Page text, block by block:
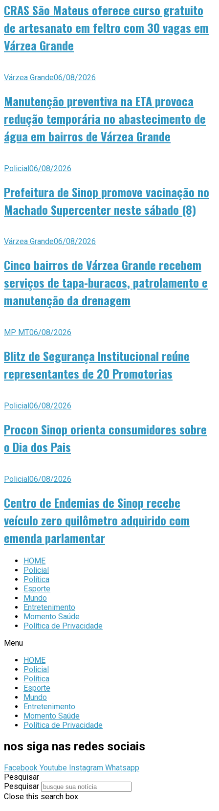
CRAS São Mateus oferece curso gratuito
de artesanato em feltro com 30 vagas em
Várzea Grande
Várzea Grande06/08/2026
Manutenção preventiva na ETA provoca
redução temporária no abastecimento de
água em bairros de Várzea Grande
Policial06/08/2026
Prefeitura de Sinop promove vacinação no
Machado Supercenter neste sábado (8)
Várzea Grande06/08/2026
Cinco bairros de Várzea Grande recebem
serviços de tapa-buracos, patrolamento e
manutenção da drenagem
MP MT06/08/2026
Blitz de Segurança Institucional reúne
representantes de 20 Promotorias
Policial06/08/2026
Procon Sinop orienta consumidores sobre
o Dia dos Pais
Policial06/08/2026
Centro de Endemias de Sinop recebe
veículo zero quilômetro adquirido com
emenda parlamentar
HOME
Policial
Política
Esporte
Mundo
Entretenimento
Momento Saúde
Política de Privacidade
Menu
HOME
Policial
Política
Esporte
Mundo
Entretenimento
Momento Saúde
Política de Privacidade
nos siga nas redes sociais
Facebook Youtube Instagram Whatsapp
Pesquisar
Pesquisar
Close this search box.